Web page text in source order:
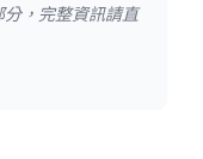
，完整資訊請直